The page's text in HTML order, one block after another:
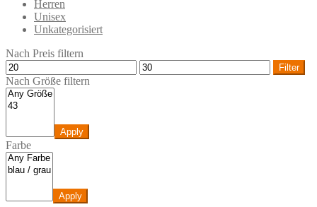
Herren
Unisex
Unkategorisiert
Nach Preis filtern
Filter
Nach Größe filtern
Apply
Farbe
Apply